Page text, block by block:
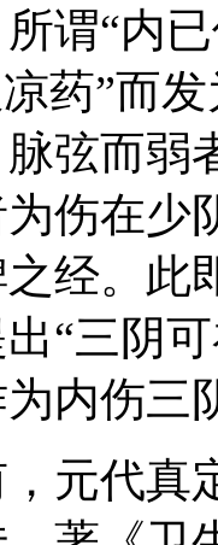
谓“内
药”而
弦而弱
伤在少
经。此
“三阴
内伤三
元代真